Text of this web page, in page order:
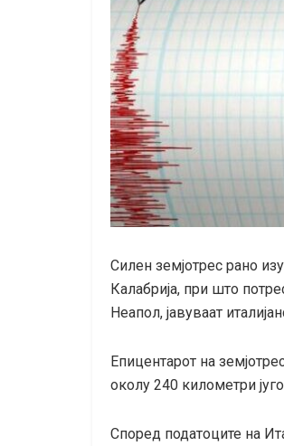
Силен земјотрес рано
Калабрија, при што
Неапол, јавуваат
Епицентарот на
околу 240 километри
Според податоците на